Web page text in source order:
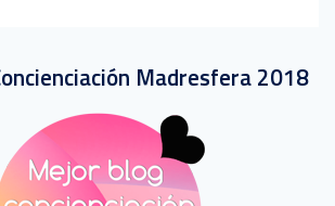
Madresfera 2018